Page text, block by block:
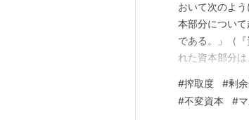
おいて次のよ
本部分につい
である。」（
れた資本部分
90ポンドのか
きた労働が現
#搾取度 #剰
#不変資本 #